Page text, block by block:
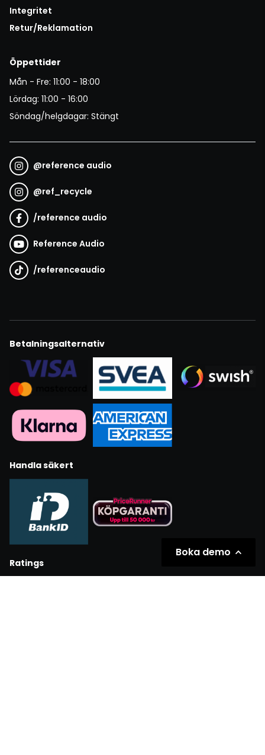
Integritet
Retur/Reklamation
Öppettider
Mån - Fre: 11:00 - 18:00
Lördag: 11:00 - 16:00
Söndag/helgdagar: Stängt
@reference audio
@ref_recycle
/reference audio
Reference Audio
/referenceaudio
Betalningsalternativ
Handla säkert
Ratings
Boka demo